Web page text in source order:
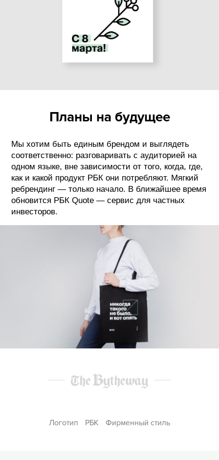
Планы на будущее
Мы хотим быть единым брендом и выглядеть
соответственно: разговаривать с аудиторией на
одном языке, вне зависимости от того, когда, где,
как и какой продукт РБК они потребляют. Мягкий
ребрендинг — только начало. В ближайшее время
обновится РБК Quote — сервис для частных
инвесторов.
Логотип РБК Фирменный стиль